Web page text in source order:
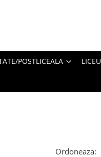
POSTLICEALA LICEU
Ordoneaza: